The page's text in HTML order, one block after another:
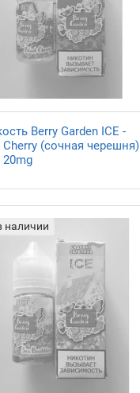
Berry Garden ICE -
Cherry (сочная черешня)
20mg
наличии